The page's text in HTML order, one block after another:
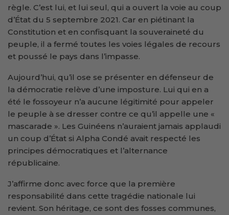
règle. C’est lui, et lui seul, qui a ouvert la voie au coup
d’État du 5 septembre 2021. Car en piétinant la
Constitution et en confisquant la souveraineté du
peuple, il a fermé toutes les voies légales de recours
et poussé le pays dans l’impasse.
Aujourd’hui, qu’il ose se présenter en défenseur de
la démocratie relève d’une imposture. Lui qui en a
été le fossoyeur n’a aucune légitimité pour appeler
le peuple à se dresser contre ce qu’il appelle une «
mascarade ». Les Guinéens n’auraient jamais applaudi
un coup d’État si Alpha Condé avait respecté les
principes démocratiques et l’alternance
républicaine.
J’affirme donc avec force que la première
responsabilité dans cette tragédie nationale lui
revient. Son héritage, ce sont des fosses communes,